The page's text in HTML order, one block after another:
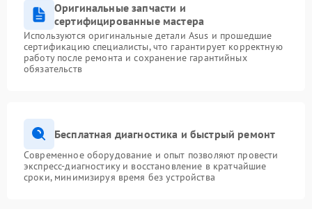
Оригинальные запчасти и
сертифицированные мастера
Используются оригинальные детали Asus и прошедшие
сертификацию специалисты, что гарантирует корректную
работу после ремонта и сохранение гарантийных
обязательств
Бесплатная диагностика и быстрый ремонт
Современное оборудование и опыт позволяют провести
экспресс-диагностику и восстановление в кратчайшие
сроки, минимизируя время без устройства